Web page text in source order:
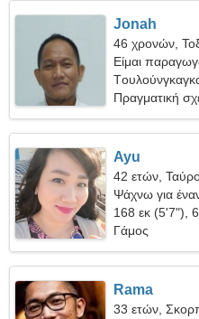
Jonah
46 χρονών,
Είμαι
γυναίκα
Πραγματική
Ayu
42 ετών,
Ψάχνω για
168 εκ (5'7"),
Γάμος
Rama
33 ετών,